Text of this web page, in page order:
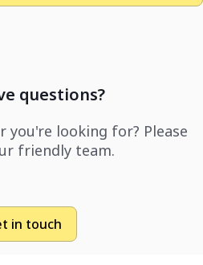
questions?
you're looking for? Please
friendly team.
in touch